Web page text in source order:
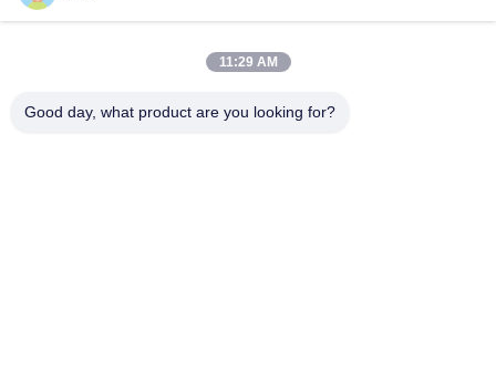
11:29 AM
Good day, what product are you looking for?